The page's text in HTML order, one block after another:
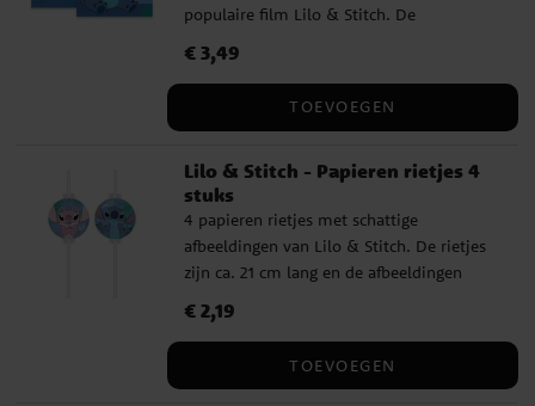
populaire film Lilo & Stitch. De
worden geleverd inclusief 6 blauwe
Prijs:€ 3,49
€ 3,49
TOEVOEGEN
Lilo & Stitch - Papieren rietjes 4
stuks
4 papieren rietjes met schattige
afbeeldingen van Lilo & Stitch. De rietjes
zijn ca. 21 cm lang en de afbeeldingen
Prijs:€ 2,19
€ 2,19
TOEVOEGEN